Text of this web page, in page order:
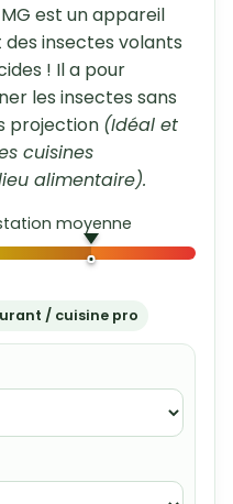
est un appareil
insectes volants
! Il a pour
les insectes sans
projection (Idéal et
cuisines
alimentaire).
moyenne
/ cuisine pro